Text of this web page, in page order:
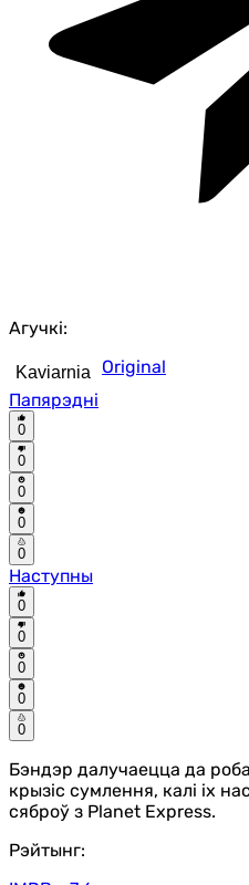
Агучкі:
Kaviarnia
Original
Папярэдні
0
0
0
0
0
Наступны
0
0
0
0
0
Бэндэр далучаецца да
крызіс сумлення, калі іх
сяброў з Planet Express.
Рэйтынг: